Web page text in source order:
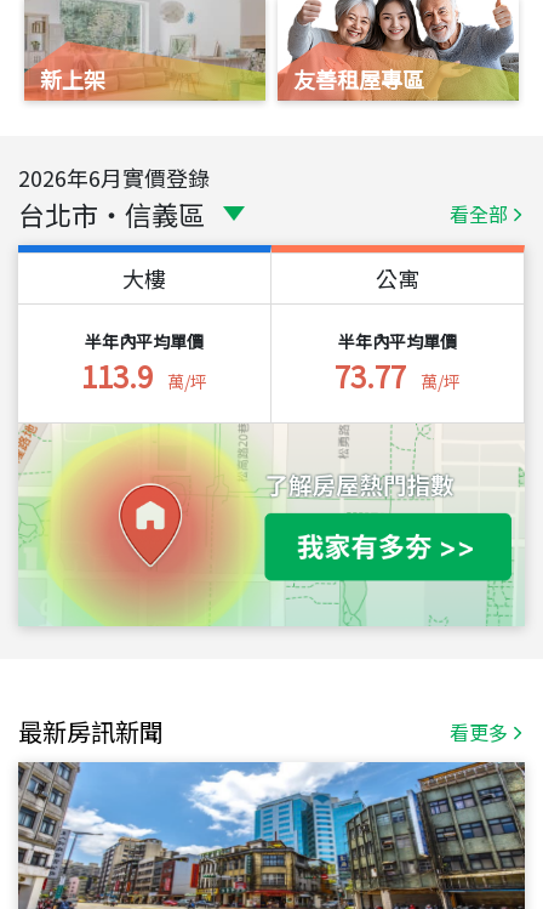
新上架 友善租屋專區
2026年6月實價登錄
台北市 ・ 信義區 看全部
大樓
半年內平均單價
113.9 萬/坪
公寓
半年內平均單價
73.77 萬/坪
最新房訊新聞 看更多